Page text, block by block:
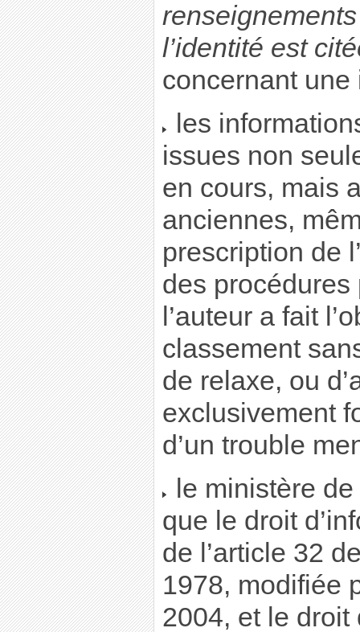
l’identité est
concernant une
les
issues non
en cours, mais
anciennes,
prescription de
des
l’auteur a fait
classement
de relaxe, ou
exclusivement
d’un trouble
le ministère
que le droit
de l’article 32
1978, modifiée
2004, et le droit